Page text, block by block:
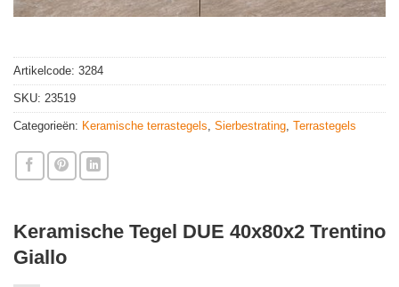
Artikelcode: 3284
SKU: 23519
Categorieën: Keramische terrastegels Sierbestrating Terrastegels
Keramische Tegel DUE 40x80x2 Trentino
Giallo